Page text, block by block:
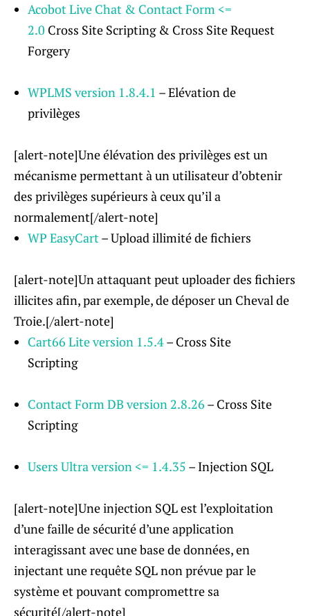
Acobot Live Chat & Contact Form <=
2.0 Cross Site Scripting & Cross Site Request
Forgery
WPLMS version 1.8.4.1 – Elévation de
privilèges
[alert-note]Une élévation des privilèges est un
mécanisme permettant à un utilisateur d’obtenir
des privilèges supérieurs à ceux qu’il a
normalement[/alert-note]
WP EasyCart– Upload illimité de fichiers
[alert-note]Un attaquant peut uploader des fichiers
illicites afin, par exemple, de déposer un Cheval de
Troie.[/alert-note]
Cart66 Lite version 1.5.4– Cross Site
Scripting
Contact Form DB version 2.8.26 – Cross Site
Scripting
Users Ultra version <= 1.4.35 – Injection SQL
[alert-note]Une injection SQL est l’exploitation
d’une faille de sécurité d’une application
interagissant avec une base de données, en
injectant une requête SQL non prévue par le
système et pouvant compromettre sa
sécurité[/alert-note]